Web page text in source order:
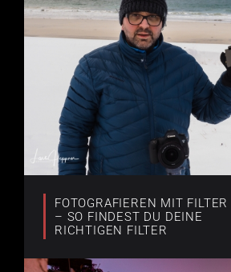
FOTOGRAFIEREN MIT FILTER
– SO FINDEST DU DEINE
RICHTIGEN FILTER